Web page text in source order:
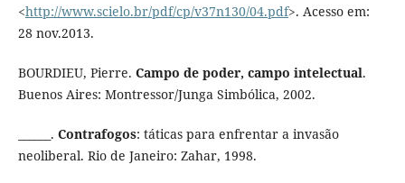
<http://www.scielo.br/pdf/cp/v37n130/04.pdf>. Acesso em:
28 nov.2013.
BOURDIEU, Pierre. Campo de poder, campo intelectual.
Buenos Aires: Montressor/Junga Simbólica, 2002.
______. Contrafogos: táticas para enfrentar a invasão
neoliberal. Rio de Janeiro: Zahar, 1998.